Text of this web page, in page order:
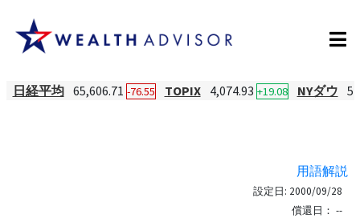
日経平均 65,606.71 -76.55 TOPIX 4,074.93 +19.08 NYダウ
用語解説
設定日: 2000/09/28
償還日： --